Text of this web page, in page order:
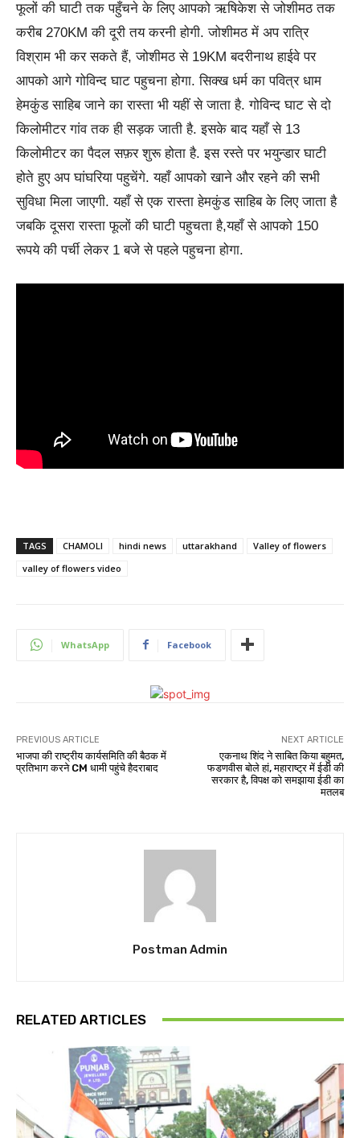
फूलों की घाटी तक पहुँचने के लिए आपको ऋषिकेश से जोशीमठ तक
करीब 270KM की दूरी तय करनी होगी. जोशीमठ में अप रात्रि
विश्राम भी कर सकते हैं, जोशीमठ से 19KM बदरीनाथ हाईवे पर
आपको आगे गोविन्द घाट पहुचना होगा. सिक्ख धर्म का पवित्र धाम
हेमकुंड साहिब जाने का रास्ता भी यहीं से जाता है. गोविन्द घाट से दो
किलोमीटर गांव तक ही सड़क जाती है. इसके बाद यहाँ से 13
किलोमीटर का पैदल सफ़र शुरू होता है. इस रस्ते पर भयुन्डार घाटी
होते हुए अप घांघरिया पहुचेंगे. यहाँ आपको खाने और रहने की सभी
सुविधा मिला जाएगी. यहाँ से एक रास्ता हेमकुंड साहिब के लिए जाता है
जबकि दूसरा रास्ता फूलों की घाटी पहुचता है,यहाँ से आपको 150
रूपये की पर्ची लेकर 1 बजे से पहले पहुचना होगा.
TAGS CHAMOLI hindi news uttarakhand
Valley of flowers
valley of flowers video
WhatsApp Facebook
PREVIOUS ARTICLE
भाजपा की राष्ट्रीय कार्यसमिति की बैठक में
प्रतिभाग करने CM धामी पहुंचे हैदराबाद
NEXT ARTICLE
एकनाथ शिंद ने साबित किया बहुमत,
फडणवीस बोले हां, महाराष्ट्र में ईडी की
सरकार है, विपक्ष को समझाया ईडी का
मतलब
Postman Admin
RELATED ARTICLES